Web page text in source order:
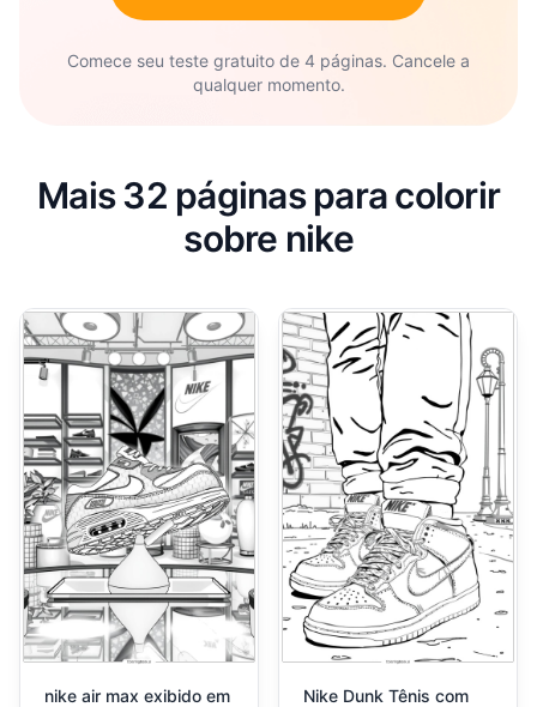
Comece seu teste gratuito de 4 páginas. Cancele a
qualquer momento.
Mais 32 páginas para colorir
sobre nike
nike air max exibido em
Nike Dunk Tênis com